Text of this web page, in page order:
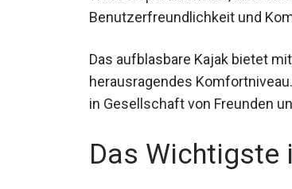
Benutzerfreundlichkeit und
Das aufblasbare Kajak bietet
herausragendes
in Gesellschaft von Freunden
Das Wichtigste